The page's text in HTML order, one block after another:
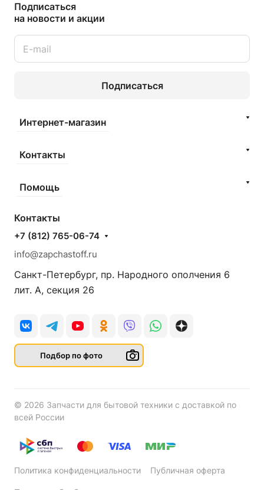
Подписаться
на новости и акции
Подписаться
Интернет-магазин
Контакты
Помощь
Контакты
+7 (812) 765-06-74
info@zapchastoff.ru
Санкт-Петербург, пр. Народного ополчения 6
лит. А, секция 26
Подбор по фото
© 2026 Запчасти для бытовой техники с доставкой по
всей России
Политика конфиденциальности Публичная оферта